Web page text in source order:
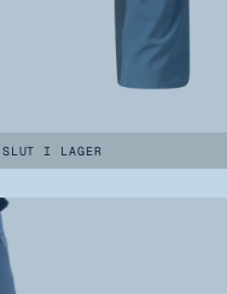
SLUT I LAGER